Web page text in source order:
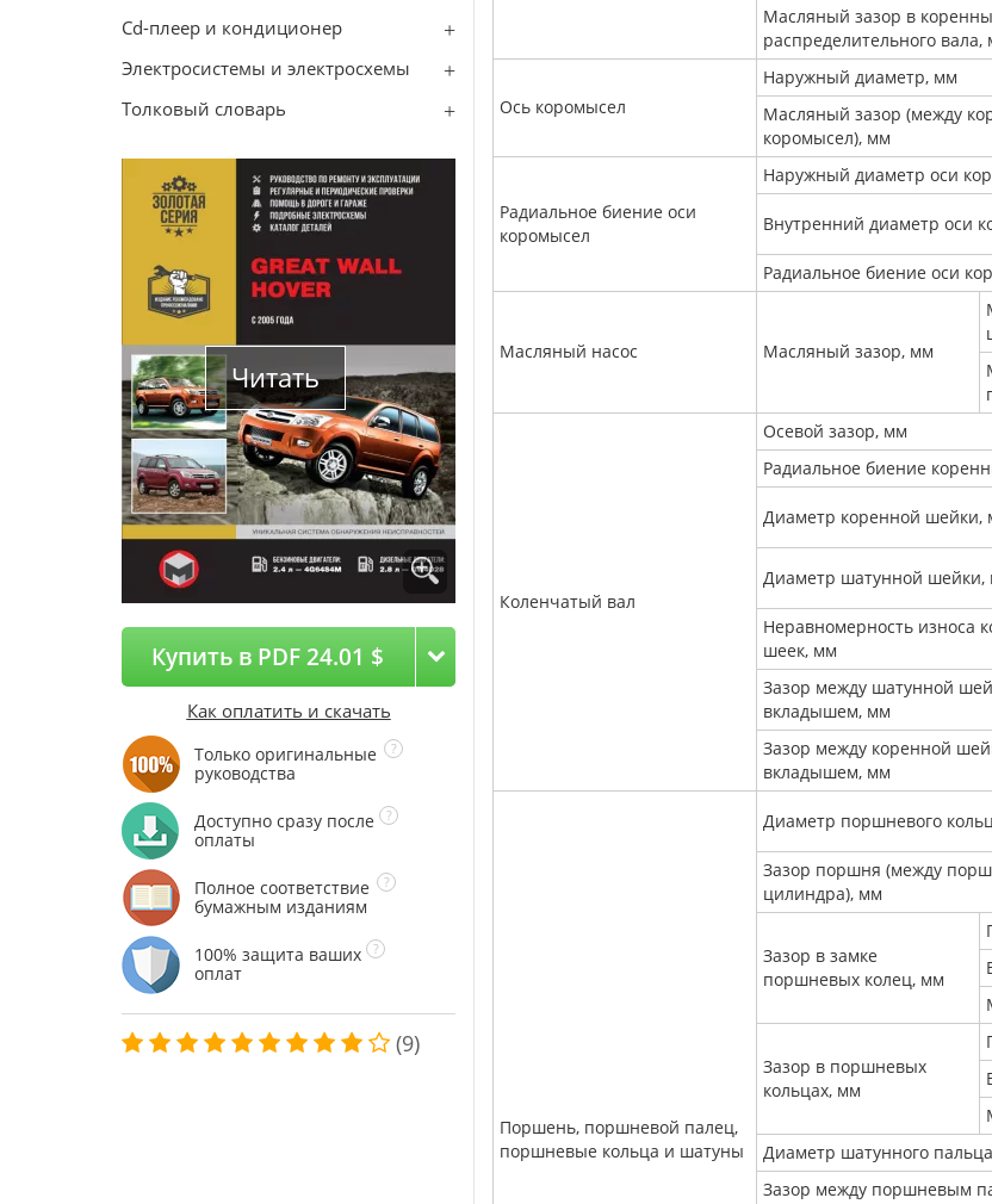
Cd-плеер и кондиционер
Электросистемы и электросхемы
Толковый словарь
Читать
Купить в PDF 24.01 $
Как оплатить и скачать
Только оригинальные
руководства
Доступно сразу после
оплаты
Полное соответствие
бумажным изданиям
100% защита ваших
оплат
(9)
Масляный зазор в
распределительного вала,
Ось коромысел
Наружный диаметр, мм
Масляный зазор (между
коромысел), мм
Радиальное биение оси
коромысел
Наружный диаметр оси
Внутренний диаметр оси
Радиальное биение оси
Масляный насос Масляный зазор, мм
Коленчатый вал
Осевой зазор, мм
Радиальное биение
Диаметр коренной шейки,
Диаметр шатунной шейки,
Неравномерность износа
шеек, мм
Зазор между шатунной
вкладышем, мм
Зазор между коренной
вкладышем, мм
Поршень, поршневой палец,
поршневые кольца и шатуны
Диаметр поршневого
Зазор поршня (между
цилиндра), мм
Зазор в замке
поршневых колец, мм
Зазор в поршневых
кольцах, мм
Диаметр шатунного
Зазор между поршневым